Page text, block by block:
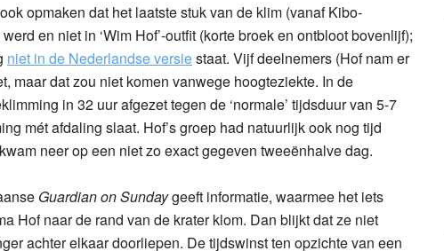
opmaken dat het laatste stuk van de klim (vanaf Kibo-
en niet in ‘Wim Hof’-outfit (korte broek en ontbloot bovenlijf);
niet in de Nederlandse versiestaat. Vijf deelnemers (Hof nam er
maar dat zou niet komen vanwege hoogteziekte. In de
in 32 uur afgezet tegen de ‘normale’ tijdsduur van 5-7
mét afdaling slaat. Hof’s groep had natuurlijk ook nog tijd
neer op een niet zo exact gegeven tweeënhalve dag.
Guardian on Sundaygeeft informatie, waarmee het iets
Hof naar de rand van de krater klom. Dan blijkt dat ze niet
achter elkaar doorliepen. De tijdswinst ten opzichte van een